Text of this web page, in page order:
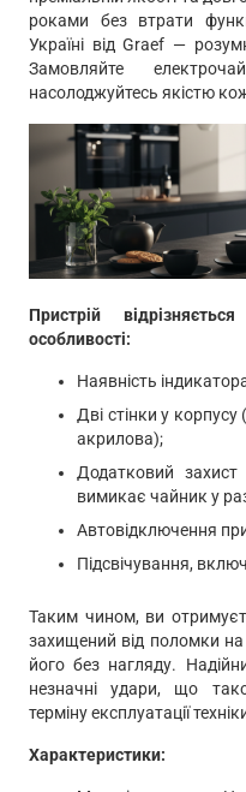
роками без втрати
Україні від Graef —
Замовляйте
насолоджуйтесь якістю
Пристрій
особливості:
Наявність
Дві стінки у
акрилова);
Додатковий
вимикає чайник у
Автовідключення
Підсвічування,
Таким чином, ви
захищений від поломки
його без нагляду.
незначні удари, що
терміну експлуатації
Характеристики: